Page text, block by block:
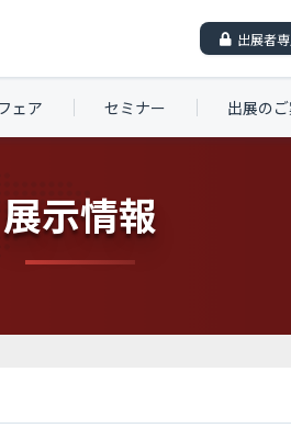
出展者
ェア セミナー 出展の
展示情報